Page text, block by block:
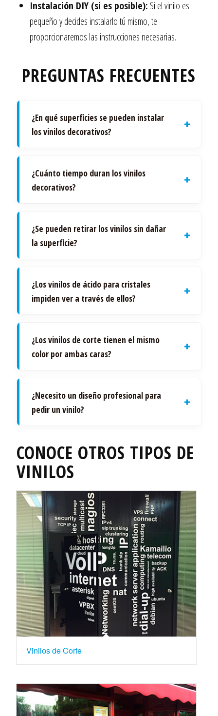
Instalación DIY (si es posible): Si el vinilo es
pequeño y decides instalarlo tú mismo, te
proporcionaremos las instrucciones necesarias.
PREGUNTAS FRECUENTES
¿En qué superficies se pueden instalar
los vinilos decorativos?
¿Cuánto tiempo duran los vinilos
decorativos?
¿Se pueden retirar los vinilos sin dañar
la superficie?
¿Los vinilos de ácido para cristales
impiden ver a través de ellos?
¿Los vinilos de corte tienen el mismo
color por ambas caras?
¿Necesito un diseño profesional para
pedir un vinilo?
CONOCE OTROS TIPOS DE
VINILOS
Vinilos de Corte